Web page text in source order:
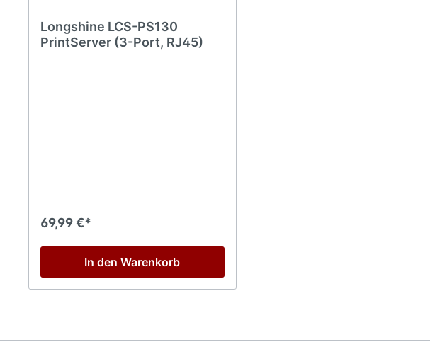
Longshine LCS-PS130
PrintServer (3-Port, RJ45)
69,99 €*
In den Warenkorb